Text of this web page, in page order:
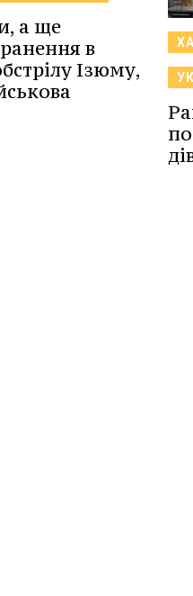
а ще
в
Ізюму,